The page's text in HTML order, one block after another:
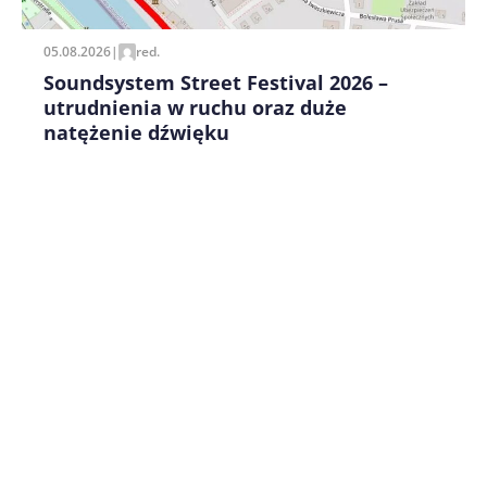
05.08.2026| red.
Soundsystem Street Festival 2026 –
utrudnienia w ruchu oraz duże
natężenie dźwięku